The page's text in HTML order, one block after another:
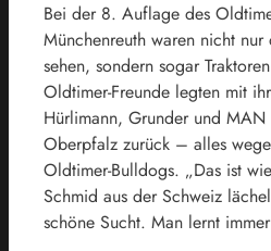
Bei der 8. Auflage des
Münchenreuth waren nicht nur
sehen, sondern sogar
Oldtimer-Freunde legten mit
Hürlimann, Grunder und
Oberpfalz zurück – alles
Oldtimer-Bulldogs. „Das ist
Schmid aus der Schweiz
schöne Sucht. Man lernt